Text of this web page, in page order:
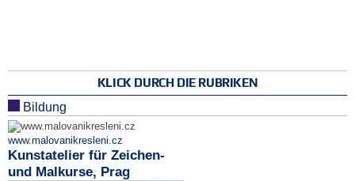
KLICK DURCH DIE RUBRIKEN
Bildung
www.malovanikresleni.cz
Kunstatelier für Zeichen-
und Malkurse, Prag